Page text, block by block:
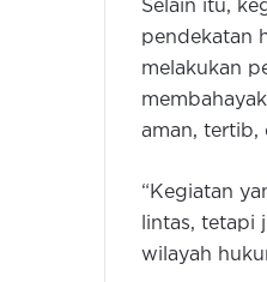
Selain itu,
pendekatan
melakukan
aman, tertib,
“Kegiatan
lintas, tetapi
wilayah